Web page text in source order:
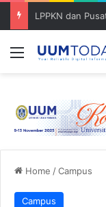
Menu
Home /Campus
Campus